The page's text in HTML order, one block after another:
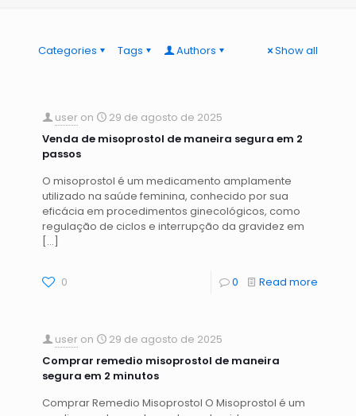
Categories Tags Authors Show all
user on
29 de agosto de 2025
Venda de misoprostol de maneira segura em 2
passos
O misoprostol é um medicamento amplamente
utilizado na saúde feminina, conhecido por sua
eficácia em procedimentos ginecológicos, como
regulação de ciclos e interrupção da gravidez em
[…]
0 0 Read more
user on
29 de agosto de 2025
Comprar remedio misoprostol de maneira
segura em 2 minutos
Comprar Remedio Misoprostol O Misoprostol é um